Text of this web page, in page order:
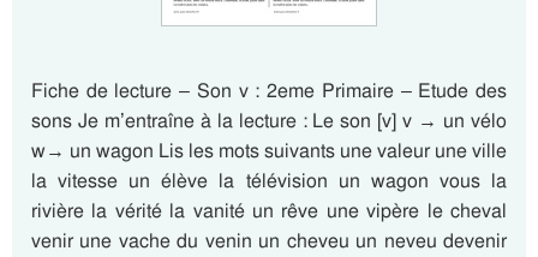
Fiche de lecture – Son v : 2eme Primaire – Etude des
sons Je m’entraîne à la lecture : Le son [v] v → un vélo
w→ un wagon Lis les mots suivants une valeur une ville
la vitesse un élève la télévision un wagon vous la
rivière la vérité la vanité un rêve une vipère le cheval
venir une vache du venin un cheveu un neveu devenir